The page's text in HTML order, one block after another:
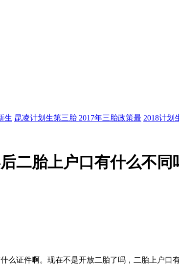
生 昆凌计划生第三胎 2017年三胎政策最 2018计划
二胎上户口有什么不同
证件啊。现在不是开放二胎了吗，二胎上户口